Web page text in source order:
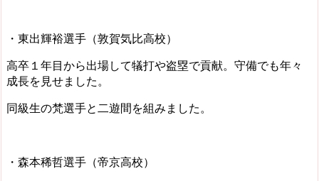
・東出輝裕選手（敦賀気比高校）
高卒１年目から出場して犠打や盗塁で貢献。守備でも年々
成長を見せました。
同級生の梵選手と二遊間を組みました。
・森本稀哲選手（帝京高校）